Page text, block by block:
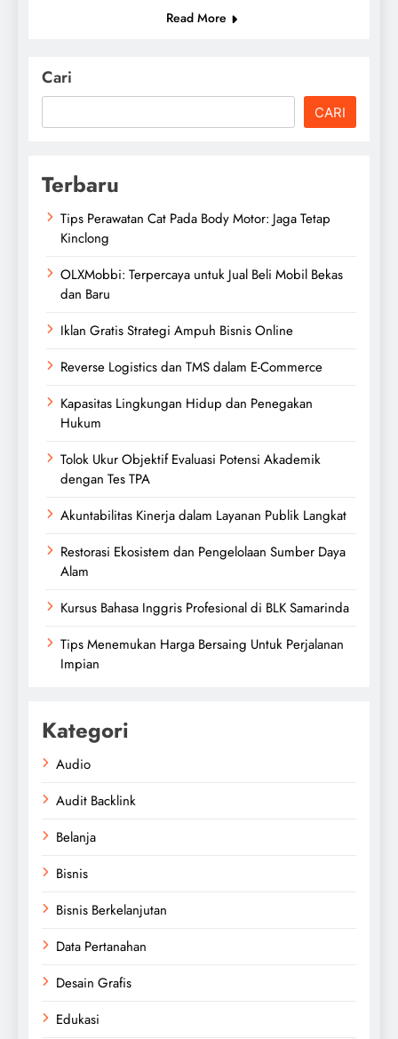
Read More
Cari
CARI
Terbaru
Tips Perawatan Cat Pada Body Motor: Jaga Tetap
Kinclong
OLXMobbi: Terpercaya untuk Jual Beli Mobil Bekas
dan Baru
Iklan Gratis Strategi Ampuh Bisnis Online
Reverse Logistics dan TMS dalam E-Commerce
Kapasitas Lingkungan Hidup dan Penegakan
Hukum
Tolok Ukur Objektif Evaluasi Potensi Akademik
dengan Tes TPA
Akuntabilitas Kinerja dalam Layanan Publik Langkat
Restorasi Ekosistem dan Pengelolaan Sumber Daya
Alam
Kursus Bahasa Inggris Profesional di BLK Samarinda
Tips Menemukan Harga Bersaing Untuk Perjalanan
Impian
Kategori
Audio
Audit Backlink
Belanja
Bisnis
Bisnis Berkelanjutan
Data Pertanahan
Desain Grafis
Edukasi